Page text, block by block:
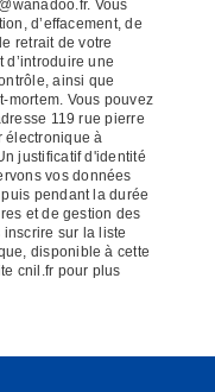
Vous
d’effacement, de
retrait de votre
d’introduire une
ainsi que
mortem. Vous pouvez
119 rue pierre
électronique à
justificatif d'identité
vos données
pendant la durée
et de gestion des
inscrire sur la liste
disponible à cette
cnil.fr pour plus